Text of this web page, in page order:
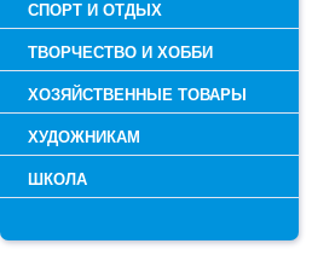
СПОРТ И ОТДЫХ
ТВОРЧЕСТВО И ХОББИ
ХОЗЯЙСТВЕННЫЕ ТОВАРЫ
ХУДОЖНИКАМ
ШКОЛА